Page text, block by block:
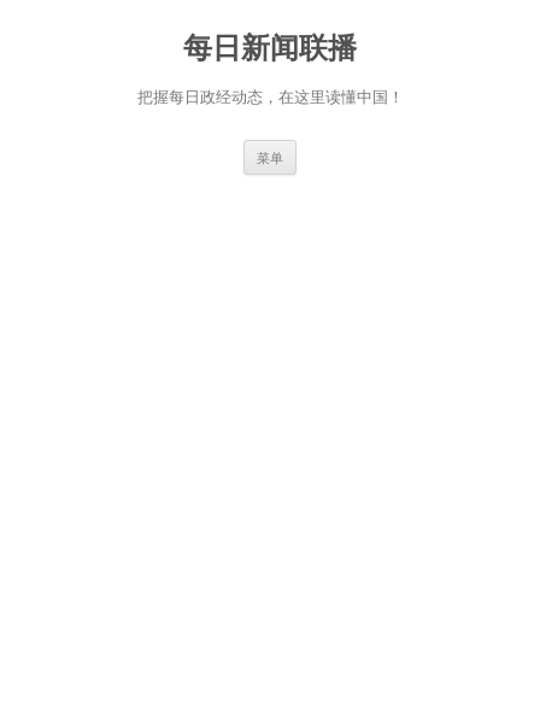
每日新闻联播
把握每日政经动态，在这里读懂中国！
菜单